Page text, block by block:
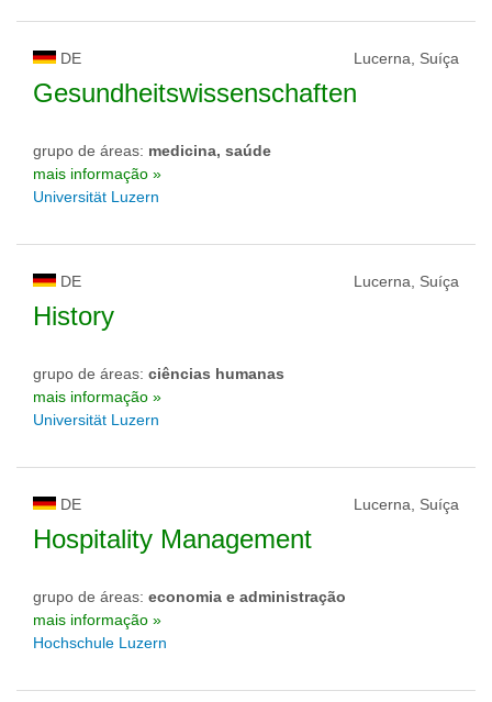
DE Lucerna, Suíça
Gesundheitswissenschaften
grupo de áreas: medicina, saúde
mais informação »
Universität Luzern
DE Lucerna, Suíça
History
grupo de áreas: ciências humanas
mais informação »
Universität Luzern
DE Lucerna, Suíça
Hospitality Management
grupo de áreas: economia e administração
mais informação »
Hochschule Luzern